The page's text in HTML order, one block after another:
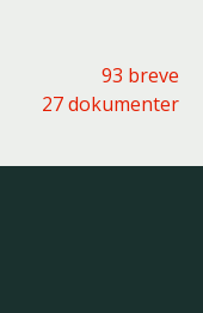
93 breve
27 dokumenter